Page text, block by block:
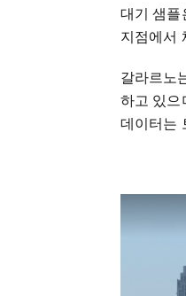
대기 샘플
지점에서
갈라르노
하고 있으
데이터는